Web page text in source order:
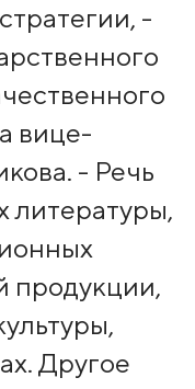
-
вице-
- Речь
литературы,
продукции,
Другое